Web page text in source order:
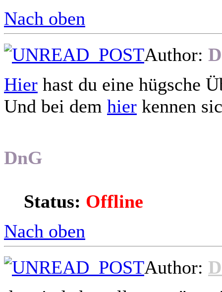
Nach oben
Author:
Hier hast du eine hügsche
Und bei dem hier kennen
DnG
Status: Offline
Nach oben
Author: